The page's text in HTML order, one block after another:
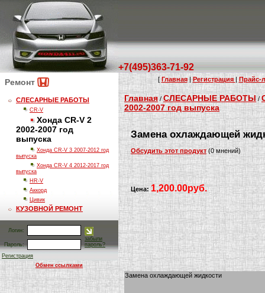
+7(495)363-71-92
Ремонт
СЛЕСАРНЫЕ РАБОТЫ
CR-V
Хонда CR-V 2
2002-2007 год
выпуска
Хонда CR-V 3 2007-2012 год
выпуска
Хонда CR-V 4 2012-2017 год
выпуска
HR-V
Аккорд
Цивик
КУЗОВНОЙ РЕМОНТ
Логин:
Пароль:
забыли
пароль?
Регистрация
Обмен ссылками
[ Главная | Регистрация|Прайс-
Главная/СЛЕСАРНЫЕ РАБОТЫ/
2002-2007 год выпуска
Замена охлаждающей
Обсудить этот продукт(0 мнений)
Цена:1,200.00руб.
Замена охлаждающей жидкости